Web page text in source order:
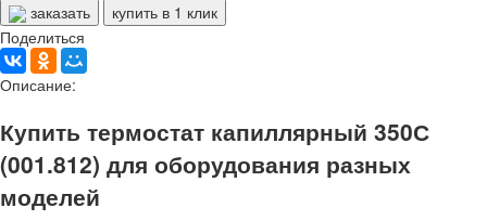
заказать
купить в 1 клик
Поделиться
Описание:
Купить термостат капиллярный 350С
(001.812) для оборудования разных
моделей